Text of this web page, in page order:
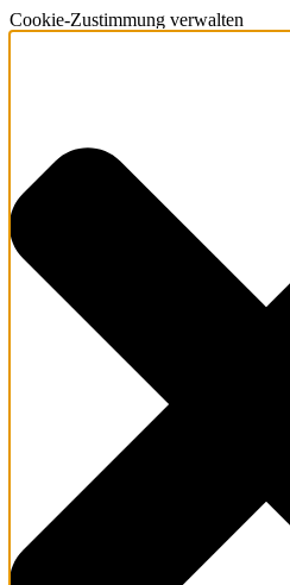
Cookie-Zustimmung verwalten